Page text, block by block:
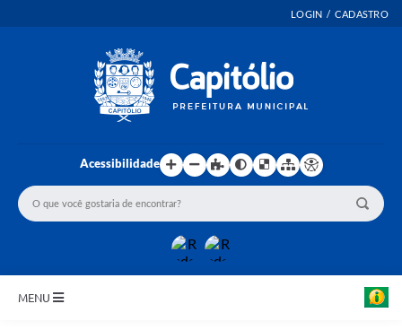
LOGIN / CADASTRO
Acessibilidade
MENU